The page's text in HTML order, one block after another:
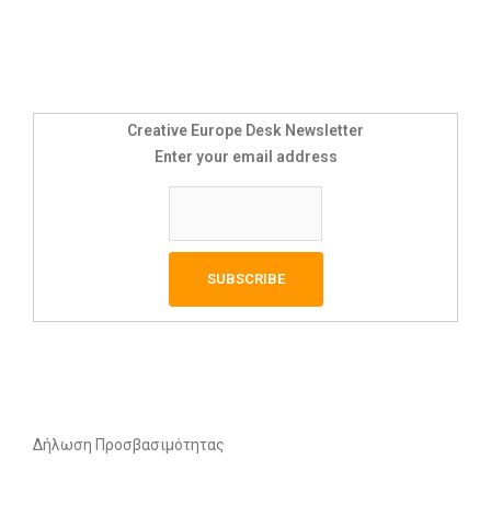
Creative Europe Desk Newsletter
Enter your email address
Δήλωση Προσβασιμότητας